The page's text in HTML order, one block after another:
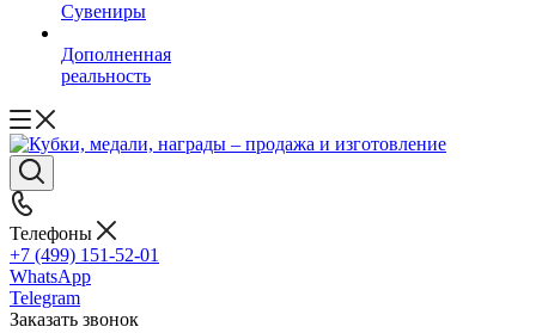
Сувениры
Дополненная
реальность
Телефоны
+7 (499) 151-52-01
WhatsApp
Telegram
Заказать звонок